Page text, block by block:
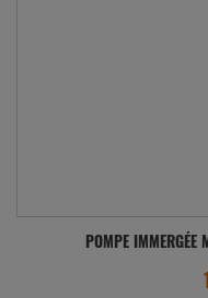
POMPE IMMERGÉE